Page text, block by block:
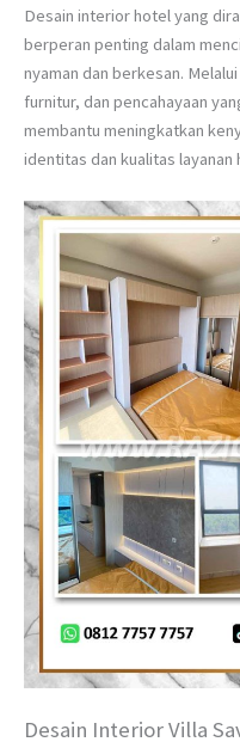
Desain interior hotel yang
berperan penting dalam
nyaman dan berkesan.
furnitur, dan pencahayaan
membantu meningkatkan
identitas dan kualitas layanan
Desain Interior Villa